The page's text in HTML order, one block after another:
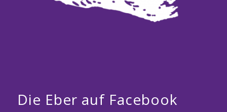
Die Eber auf Facebook